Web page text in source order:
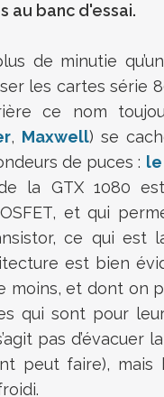
au banc d'essai.
de minutie
les cartes série
ce nom
, Maxwell) se
de puces : le
la GTX 1080
et qui
ce qui est
est bien
moins, et dont on
qui sont pour
pas d’évacuer
peut faire),